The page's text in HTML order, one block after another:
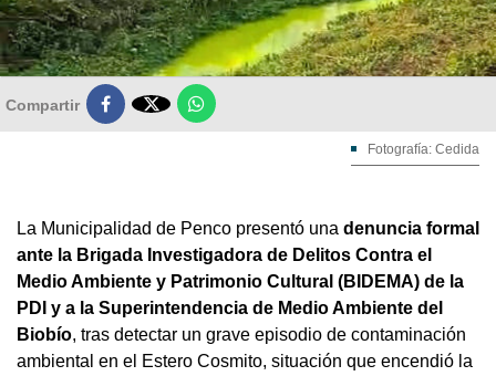
Compartir 
Fotografía: Cedida
La Municipalidad de Penco presentó una denuncia formal
ante la Brigada Investigadora de Delitos Contra el
Medio Ambiente y Patrimonio Cultural (BIDEMA) de la
PDI y a la Superintendencia de Medio Ambiente del
Biobío, tras detectar un grave episodio de contaminación
ambiental en el Estero Cosmito, situación que encendió la